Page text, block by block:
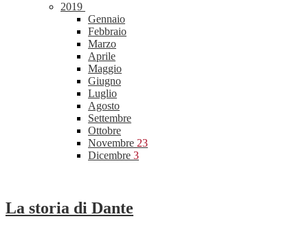
2019
Gennaio
Febbraio
Marzo
Aprile
Maggio
Giugno
Luglio
Agosto
Settembre
Ottobre
Novembre 23
Dicembre 3
La storia di Dante